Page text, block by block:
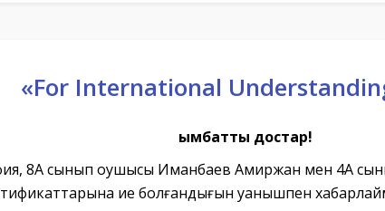
«For International
Қымбатты достар!
8А сынып оқушысы Иманбаев Амиржан мен 4А
ие болғандығын қуанышпен